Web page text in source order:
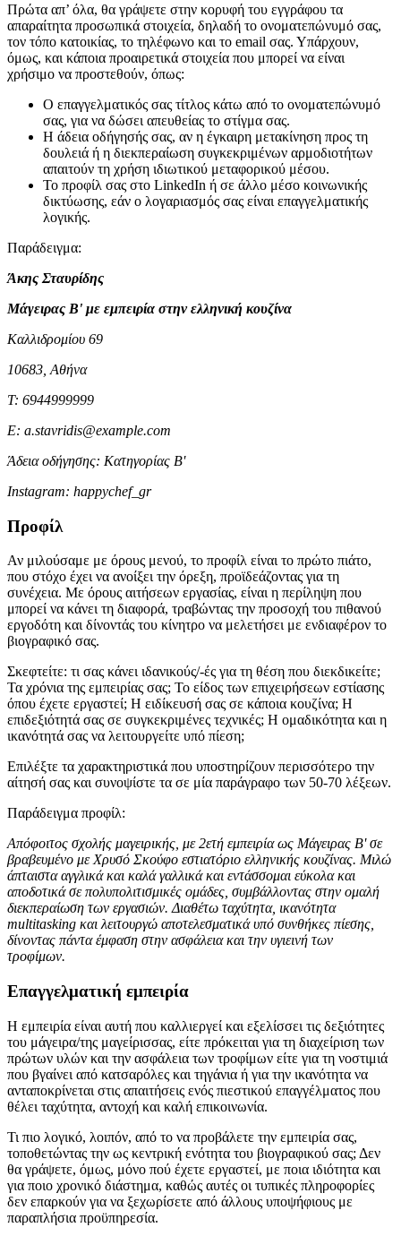
Πρώτα απ’ όλα, θα γράψετε στην κορυφή του εγγράφου τα
απαραίτητα προσωπικά στοιχεία, δηλαδή το ονοματεπώνυμό σας,
τον τόπο κατοικίας, το τηλέφωνο και το email σας. Υπάρχουν,
όμως, και κάποια προαιρετικά στοιχεία που μπορεί να είναι
χρήσιμο να προστεθούν, όπως:
Ο επαγγελματικός σας τίτλος κάτω από το ονοματεπώνυμό
σας, για να δώσει απευθείας το στίγμα σας.
Η άδεια οδήγησής σας, αν η έγκαιρη μετακίνηση προς τη
δουλειά ή η διεκπεραίωση συγκεκριμένων αρμοδιοτήτων
απαιτούν τη χρήση ιδιωτικού μεταφορικού μέσου.
Το προφίλ σας στο LinkedIn ή σε άλλο μέσο κοινωνικής
δικτύωσης, εάν ο λογαριασμός σας είναι επαγγελματικής
λογικής.
Παράδειγμα:
Άκης Σταυρίδης
Μάγειρας Β' με εμπειρία στην ελληνική κουζίνα
Καλλιδρομίου 69
10683, Αθήνα
Τ: 6944999999
E: a.stavridis@example.com
Άδεια οδήγησης: Κατηγορίας Β'
Instagram: happychef_gr
Προφίλ
Αν μιλούσαμε με όρους μενού, το προφίλ είναι το πρώτο πιάτο,
που στόχο έχει να ανοίξει την όρεξη, προϊδεάζοντας για τη
συνέχεια. Με όρους αιτήσεων εργασίας, είναι η περίληψη που
μπορεί να κάνει τη διαφορά, τραβώντας την προσοχή του πιθανού
εργοδότη και δίνοντάς του κίνητρο να μελετήσει με ενδιαφέρον το
βιογραφικό σας.
Σκεφτείτε: τι σας κάνει ιδανικούς/-ές για τη θέση που διεκδικείτε;
Τα χρόνια της εμπειρίας σας; Το είδος των επιχειρήσεων εστίασης
όπου έχετε εργαστεί; Η ειδίκευσή σας σε κάποια κουζίνα; Η
επιδεξιότητά σας σε συγκεκριμένες τεχνικές; Η ομαδικότητα και η
ικανότητά σας να λειτουργείτε υπό πίεση;
Επιλέξτε τα χαρακτηριστικά που υποστηρίζουν περισσότερο την
αίτησή σας και συνοψίστε τα σε μία παράγραφο των 50-70 λέξεων.
Παράδειγμα προφίλ:
Απόφοιτος σχολής μαγειρικής, με 2ετή εμπειρία ως Μάγειρας Β' σε
βραβευμένο με Χρυσό Σκούφο εστιατόριο ελληνικής κουζίνας. Μιλώ
άπταιστα αγγλικά και καλά γαλλικά και εντάσσομαι εύκολα και
αποδοτικά σε πολυπολιτισμικές ομάδες, συμβάλλοντας στην ομαλή
διεκπεραίωση των εργασιών. Διαθέτω ταχύτητα, ικανότητα
multitasking και λειτουργώ αποτελεσματικά υπό συνθήκες πίεσης,
δίνοντας πάντα έμφαση στην ασφάλεια και την υγιεινή των
τροφίμων.
Επαγγελματική εμπειρία
Η εμπειρία είναι αυτή που καλλιεργεί και εξελίσσει τις δεξιότητες
του μάγειρα/της μαγείρισσας, είτε πρόκειται για τη διαχείριση των
πρώτων υλών και την ασφάλεια των τροφίμων είτε για τη νοστιμιά
που βγαίνει από κατσαρόλες και τηγάνια ή για την ικανότητα να
ανταποκρίνεται στις απαιτήσεις ενός πιεστικού επαγγέλματος που
θέλει ταχύτητα, αντοχή και καλή επικοινωνία.
Τι πιο λογικό, λοιπόν, από το να προβάλετε την εμπειρία σας,
τοποθετώντας την ως κεντρική ενότητα του βιογραφικού σας; Δεν
θα γράψετε, όμως, μόνο πού έχετε εργαστεί, με ποια ιδιότητα και
για ποιο χρονικό διάστημα, καθώς αυτές οι τυπικές πληροφορίες
δεν επαρκούν για να ξεχωρίσετε από άλλους υποψήφιους με
παραπλήσια προϋπηρεσία.